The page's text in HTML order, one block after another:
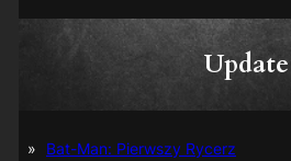
Update
Bat-Man: Pierwszy Rycerz